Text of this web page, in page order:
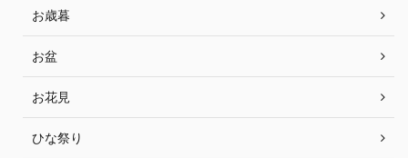
お歳暮
お盆
お花見
ひな祭り